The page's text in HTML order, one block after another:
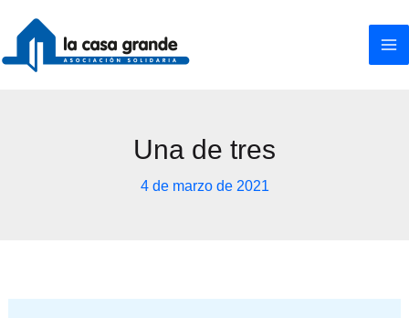
contenido
Una de tres
4 de marzo de 2021